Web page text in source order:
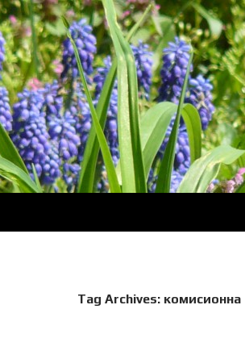
Tag Archives: комисионна